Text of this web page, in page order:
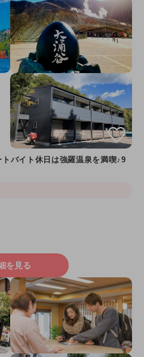
バイト休日は強羅温泉を満喫♪9
を見る